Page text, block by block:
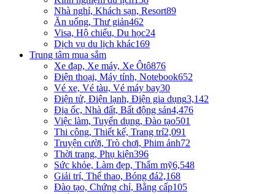
Nhà nghỉ, Khách sạn, Resort89
Ăn uống, Thư giản462
Visa, Hộ chiếu, Du học24
Dịch vụ du lịch khác169
Trung tâm mua sắm
Xe đạp, Xe máy, Xe Ôtô876
Điện thoại, Máy tính, Notebook652
Vé xe, Vé tàu, Vé máy bay30
Điện tử, Điện lạnh, Điện gia dụng3,142
Địa ốc, Nhà đất, Bất động sản4,476
Việc làm, Tuyển dụng, Đào tạo501
Thi công, Thiết kế, Trang trí2,091
Truyện cười, Trò chơi, Phim ảnh72
Thời trang, Phụ kiện396
Sức khỏe, Làm đẹp, Thẩm mỹ6,548
Giải trí, Thể thao, Bóng đá2,168
Đào tạo, Chứng chỉ, Bằng cấp105